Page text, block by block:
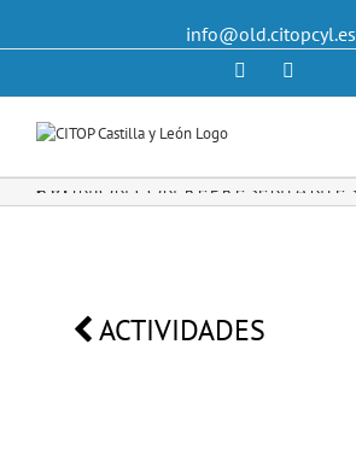
info@old.citopcyl.es
Linkedin
REUNIÓN CON REPRESENTANTES DEL PSOE DE CyL
ACTIVIDADES